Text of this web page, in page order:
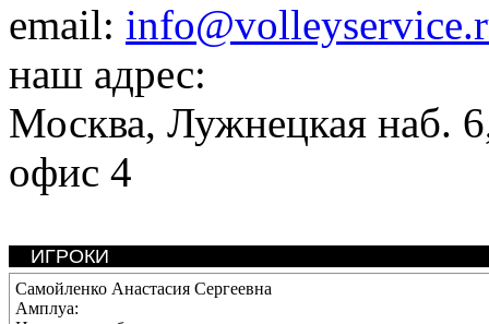
email:
наш адрес:
Москва, Лужнецкая наб.
офис 4
ИГРОКИ
Самойленко Анастасия Сергеевна
Амплуа: